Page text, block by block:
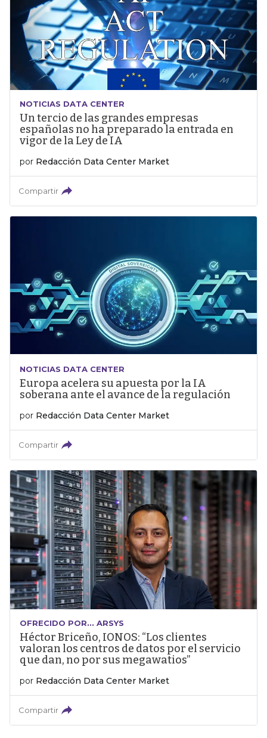
NOTICIAS DATA CENTER
Un tercio de las grandes empresas
españolas no ha preparado la entrada en
vigor de la Ley de IA
por Redacción Data Center Market
Compartir
NOTICIAS DATA CENTER
Europa acelera su apuesta por la IA
soberana ante el avance de la regulación
por Redacción Data Center Market
Compartir
OFRECIDO POR... ARSYS
Héctor Briceño, IONOS: “Los clientes
valoran los centros de datos por el servicio
que dan, no por sus megawatios”
por Redacción Data Center Market
Compartir